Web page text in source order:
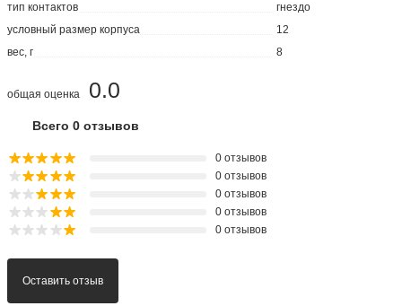
тип контактов
гнездо
условный размер корпуса
12
вес, г
8
0.0
общая оценка
Всего 0 отзывов
0 отзывов
0 отзывов
0 отзывов
0 отзывов
0 отзывов
Оставить отзыв